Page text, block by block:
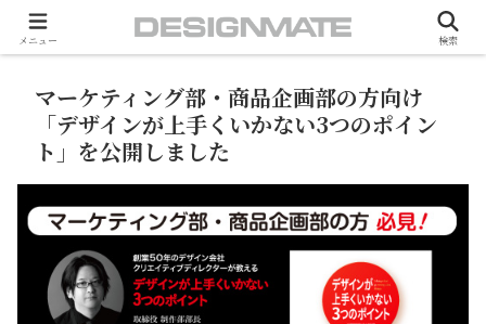
ホーム NEWS
マーケティング部・商品企画部の方向け
「デザインが上手くいかない3つのポイン
ト」を公開しました
メニュー 検索